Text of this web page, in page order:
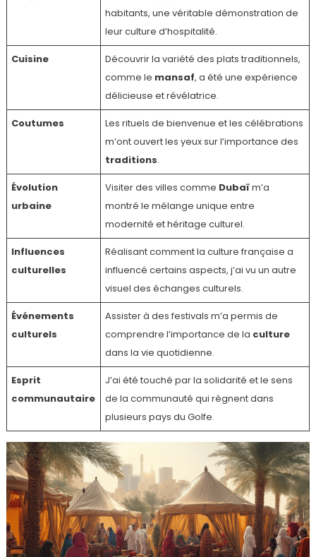
habitants, une véritable démonstration de
leur culture d’hospitalité.
Cuisine
Découvrir la variété des plats traditionnels,
comme le mansaf, a été une expérience
délicieuse et révélatrice.
Coutumes
Les rituels de bienvenue et les célébrations
m’ont ouvert les yeux sur l’importance des
traditions.
Évolution
urbaine
Visiter des villes comme Dubaïm’a
montré le mélange unique entre
modernité et héritage culturel.
Influences
culturelles
Réalisant comment la culture française a
influencé certains aspects, j’ai vu un autre
visuel des échanges culturels.
Événements
culturels
Assister à des festivals m’a permis de
comprendre l’importance de la culture
dans la vie quotidienne.
Esprit
communautaire
J’ai été touché par la solidarité et le sens
de la communauté qui règnent dans
plusieurs pays du Golfe.